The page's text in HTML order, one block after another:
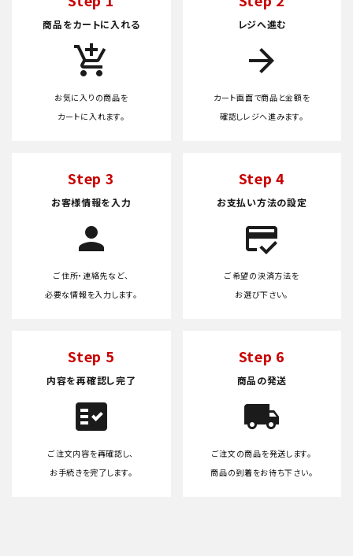
商品をカートに入れる
add_shopping_cart
お気に入りの商品を
カートに入れます。
レジへ進む
arrow_forward
カート画面で商品と金額を
確認しレジへ進みます。
Step 3
お客様情報を入力
person
ご住所・連絡先など、
必要な情報を入力します。
Step 4
お支払い方法の設定
credit_score
ご希望の決済方法を
お選び下さい。
Step 5
内容を再確認し完了
fact_check
ご注文内容を再確認し、
お手続きを完了します。
Step 6
商品の発送
local_shipping
ご注文の商品を発送します。
商品の到着をお待ち下さい。